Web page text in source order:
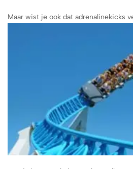
Maar wist je ook dat adrenalinekicks